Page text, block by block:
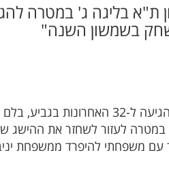
ת"א בליגה ג' במטרה
בשמשון השנה"
לאחר עונה היסטורית במדי יניב חולון שבעונתה
לעזור לשחזר את ההישג של
משפחתי להיפרד ממשפחת יניב